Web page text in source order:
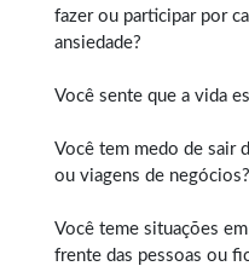
fazer ou participar por
ansiedade?
Você sente que a vida
Você tem medo de sair
ou viagens de negócios?
Você teme situações
frente das pessoas ou